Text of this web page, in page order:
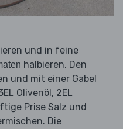
und in feine
halbieren. Den
und mit einer Gabel
Olivenöl, 2EL
Prise Salz und
Die